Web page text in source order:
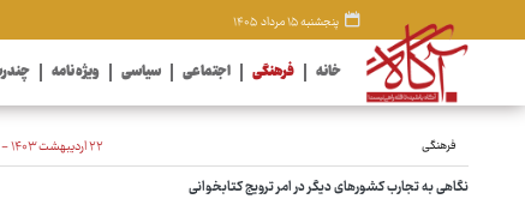
پنجشنبه ۱۵ مرداد ۱۴۰۵
خانه فرهنگی اجتماعی سیاسی ویژه نامه
فرهنگی ۲۲ اردیبهشت ۱۴۰۳ - ۱۳:۳۱
نگاهی به تجارب کشورهای دیگر در امر ترویج کتابخوانی